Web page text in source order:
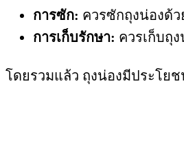
การซัก: ควรซักถุงน่องด้
การเก็บรักษา: ควรเก็บถุ
โดยรวมแล้ว ถุงน่องมีประโย